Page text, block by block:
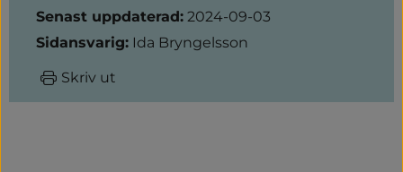
Senast uppdaterad: 2024-09-03
Sidansvarig: Ida Bryngelsson
Skriv ut